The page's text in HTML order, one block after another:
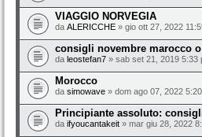
VIAGGIO NORVEGIA
da ALERICCHE » gio ott 27, 2022
consigli novembre marocco
da leostefan7 » sab set 21, 2019 5:33
Morocco
da simowave » dom ago 07, 2022
Principiante assoluto:
da ifyoucantakeit » mar giu 28, 2022